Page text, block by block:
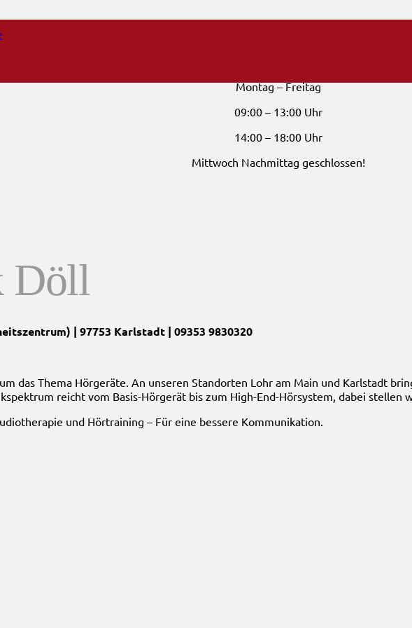
Montag – Freitag
09:00 – 13:00 Uhr
14:00 – 18:00 Uhr
Mittwoch Nachmittag geschlossen!
Döll
| 97753 Karlstadt | 09353 9830320
das Thema Hörgeräte. An unseren Standorten Lohr am Main und Karlstadt
reicht vom Basis-Hörgerät bis zum High-End-Hörsystem, dabei
und Hörtraining – Für eine bessere Kommunikation.